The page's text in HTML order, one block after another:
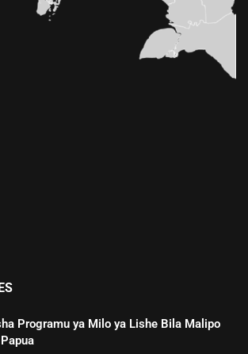
Programu ya Milo ya Lishe Bila Malipo